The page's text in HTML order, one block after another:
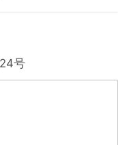
抗压及团队协作能
号